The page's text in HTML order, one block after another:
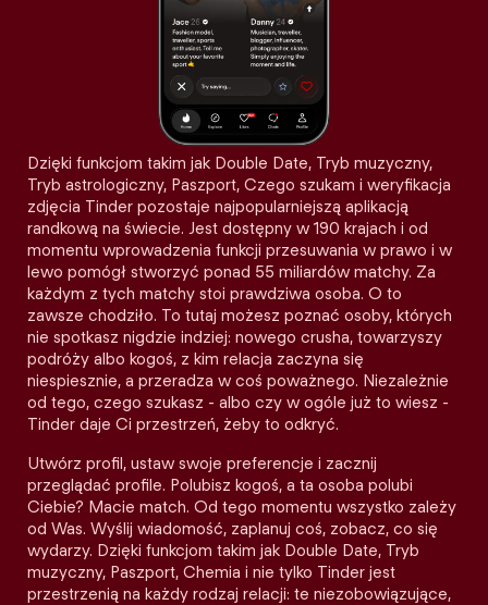
Dzięki funkcjom takim jak Double Date, Tryb muzyczny,
Tryb astrologiczny, Paszport, Czego szukam i weryfikacja
zdjęcia Tinder pozostaje najpopularniejszą aplikacją
randkową na świecie. Jest dostępny w 190 krajach i od
momentu wprowadzenia funkcji przesuwania w prawo i w
lewo pomógł stworzyć ponad 55 miliardów matchy. Za
każdym z tych matchy stoi prawdziwa osoba. O to
zawsze chodziło. To tutaj możesz poznać osoby, których
nie spotkasz nigdzie indziej: nowego crusha, towarzyszy
podróży albo kogoś, z kim relacja zaczyna się
niespiesznie, a przeradza w coś poważnego. Niezależnie
od tego, czego szukasz - albo czy w ogóle już to wiesz -
Tinder daje Ci przestrzeń, żeby to odkryć.
Utwórz profil, ustaw swoje preferencje i zacznij
przeglądać profile. Polubisz kogoś, a ta osoba polubi
Ciebie? Macie match. Od tego momentu wszystko zależy
od Was. Wyślij wiadomość, zaplanuj coś, zobacz, co się
wydarzy. Dzięki funkcjom takim jak Double Date, Tryb
muzyczny, Paszport, Chemia i nie tylko Tinder jest
przestrzenią na każdy rodzaj relacji: te niezobowiązujące,